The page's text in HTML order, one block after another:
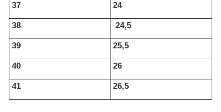
37 24
38 24,5
39 25,5
40 26
41 26,5